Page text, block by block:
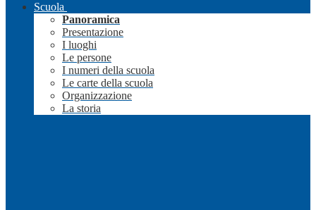
Scuola
Panoramica
Presentazione
I luoghi
Le persone
I numeri della scuola
Le carte della scuola
Organizzazione
La storia